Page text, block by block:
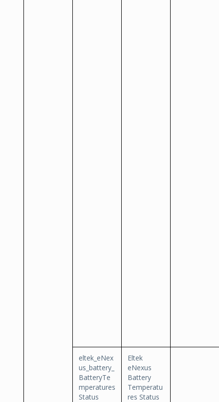
eltek_eNex
us_battery_
BatteryTe
mperatures
Status
Eltek
eNexus
Battery
Temperatu
res Status